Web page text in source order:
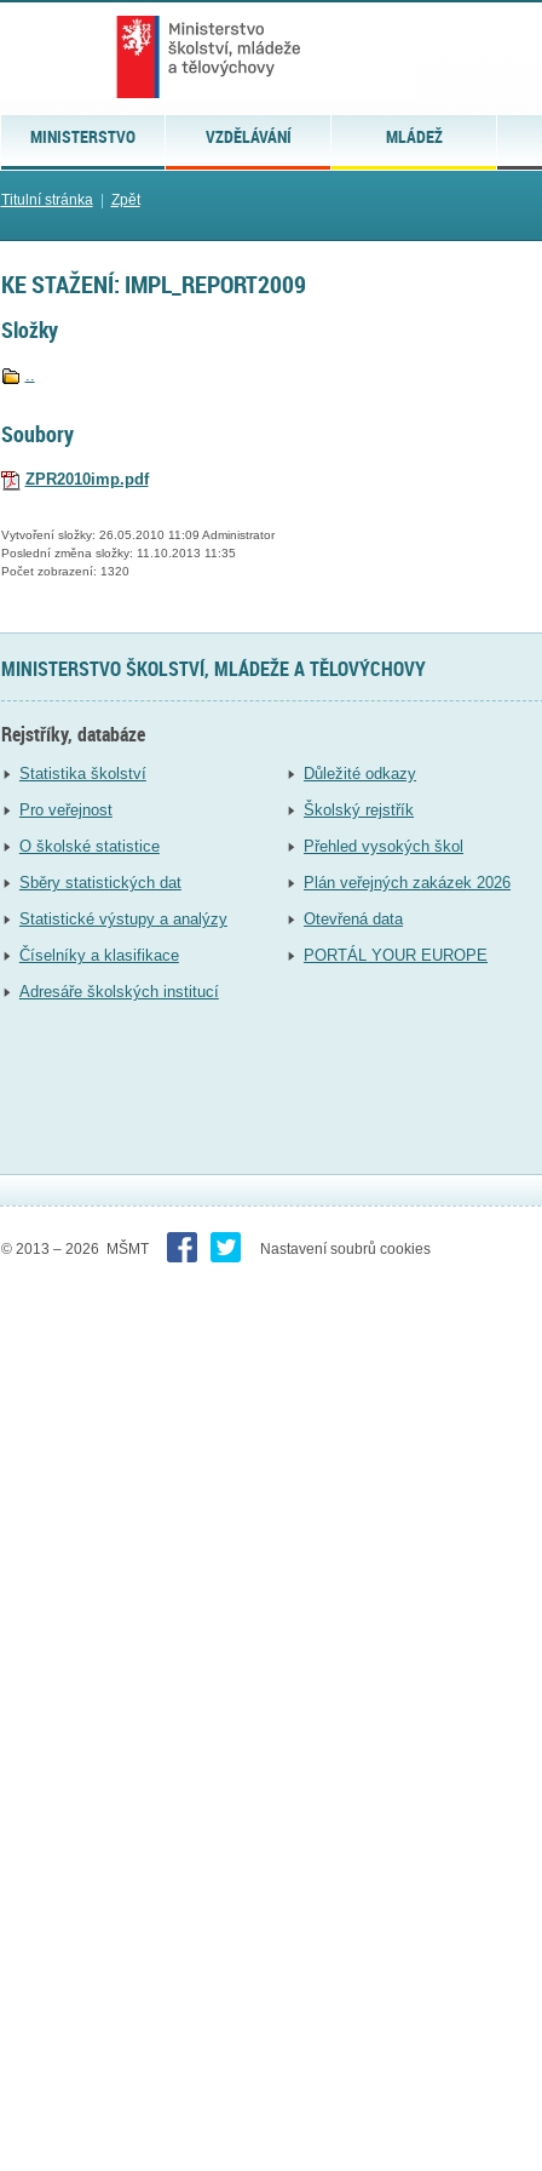
MINISTERSTVO VZDĚLÁVÁNÍ MLÁDEŽ
Titulní stránka| Zpět
KE STAŽENÍ: IMPL_REPORT2009
Složky
..
Soubory
ZPR2010imp.pdf
Vytvoření složky: 26.05.2010 11:09 Administrator
Poslední změna složky: 11.10.2013 11:35
Počet zobrazení: 1320
MINISTERSTVO ŠKOLSTVÍ, MLÁDEŽE A TĚLOVÝCHOVY
Rejstříky, databáze
Statistika školství
Pro veřejnost
O školské statistice
Sběry statistických dat
Statistické výstupy a analýzy
Číselníky a klasifikace
Adresáře školských institucí
Důležité odkazy
Školský rejstřík
Přehled vysokých škol
Plán veřejných zakázek 2026
Otevřená data
PORTÁL YOUR EUROPE
© 2013 – 2026 MŠMT Nastavení soubrů cookies